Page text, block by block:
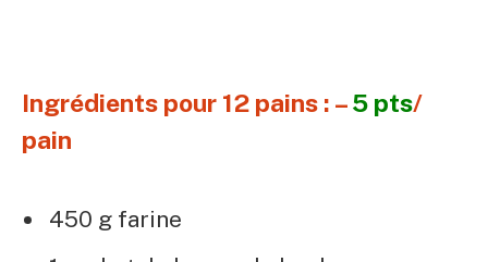
Ingrédients pour 12 pains : –5 pts/
pain
450 g farine